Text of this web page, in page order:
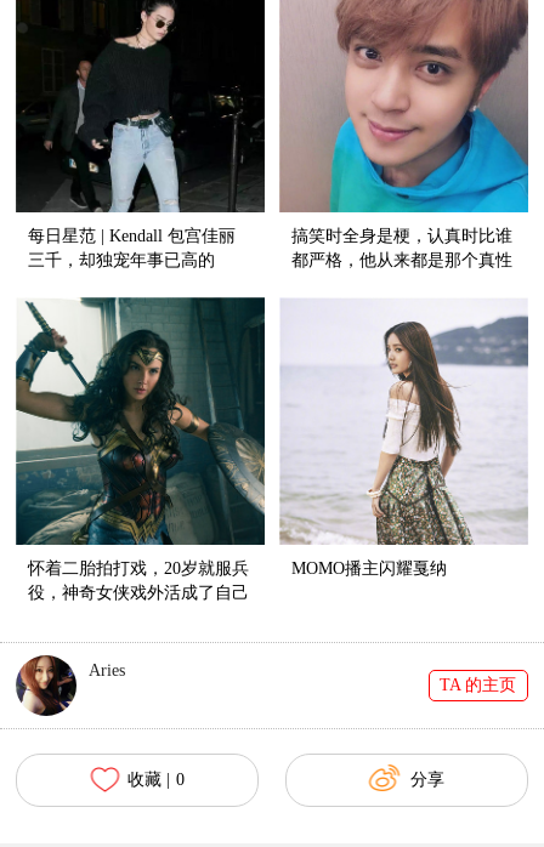
每日星范 | Kendall 包宫佳丽
三千，却独宠年事已高的
搞笑时全身是梗，认真时比谁
都严格，他从来都是那个真性
怀着二胎拍打戏，20岁就服兵
役，神奇女侠戏外活成了自己
MOMO播主闪耀戛纳
Aries
TA 的主页
收藏 | 0 分享